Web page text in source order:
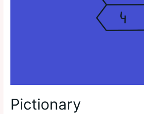
Pictionary